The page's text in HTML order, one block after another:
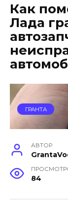
Как
Лада
ГРАНТА
АВТОР
84